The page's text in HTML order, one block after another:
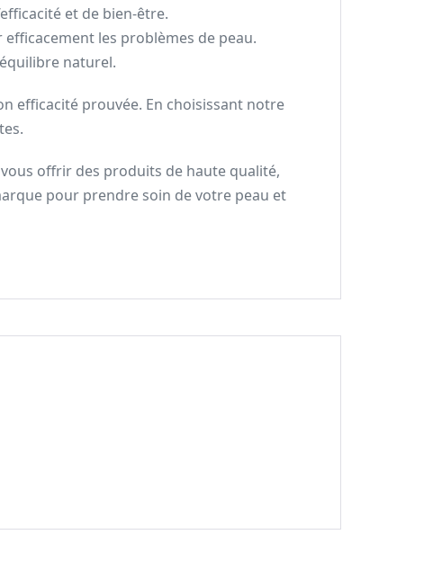
et de bien-être.
les problèmes de peau.
naturel.
efficacité prouvée. En choisissant notre
offrir des produits de haute qualité,
pour prendre soin de votre peau et